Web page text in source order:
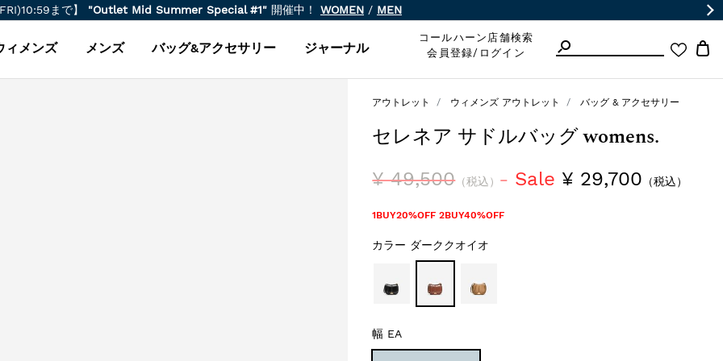
まで】 "Outlet Mid Summer Special #1" 開催中！ WOMEN / MEN
ィメンズ メンズ バッグ&アクセサリー ジャーナル
コールハーン店舗検索
会員登録/ログイン
アウトレット ウィメンズ アウトレット バッグ & アクセサリー
セレネア サドルバッグ womens.
¥ 49,500（税込） Sale ¥ 29,700 （税込）
1BUY20%OFF 2BUY40%OFF
カラー ダーククオイオ
幅 EA